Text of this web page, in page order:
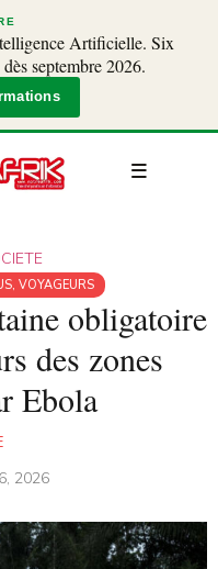
Artificielle. Six
septembre 2026.
, VOYAGEURS
obligatoire
des zones
Ebola
2026